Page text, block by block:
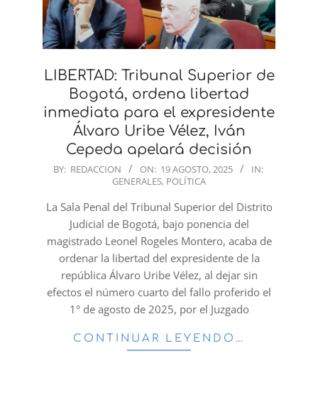
LIBERTAD: Tribunal Superior de
Bogotá, ordena libertad
inmediata para el expresidente
Álvaro Uribe Vélez, Iván
Cepeda apelará decisión
2025-
19
BY: REDACCION ON: 19 AGOSTO, 2025
IN:
GENERALES, POLÍTICA
La Sala Penal del Tribunal Superior del Distrito
Judicial de Bogotá, bajo ponencia del
magistrado Leonel Rogeles Montero, acaba de
ordenar la libertad del expresidente de la
república Álvaro Uribe Vélez, al dejar sin
efectos el número cuarto del fallo proferido el
1° de agosto de 2025, por el Juzgado
CONTINUAR LEYENDO…